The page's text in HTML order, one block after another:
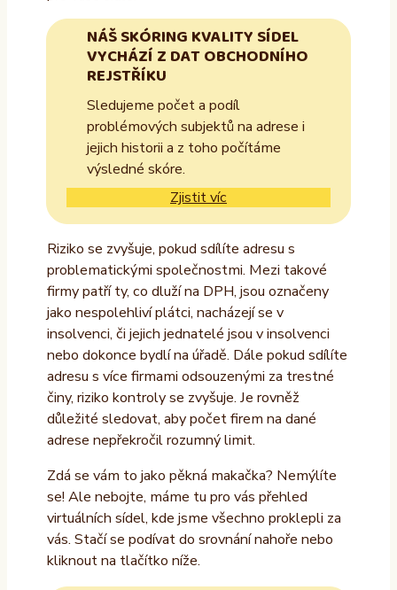
NÁŠ SKÓRING KVALITY SÍDEL
VYCHÁZÍ Z DAT OBCHODNÍHO
REJSTŘÍKU
Sledujeme počet a podíl
problémových subjektů na adrese i
jejich historii a z toho počítáme
výsledné skóre.
Zjistit víc
Riziko se zvyšuje, pokud sdílíte adresu s
problematickými společnostmi. Mezi takové
firmy patří ty, co dluží na DPH, jsou označeny
jako nespolehliví plátci, nacházejí se v
insolvenci, či jejich jednatelé jsou v insolvenci
nebo dokonce bydlí na úřadě. Dále pokud sdílíte
adresu s více firmami odsouzenými za trestné
činy, riziko kontroly se zvyšuje. Je rovněž
důležité sledovat, aby počet firem na dané
adrese nepřekročil rozumný limit.
Zdá se vám to jako pěkná makačka? Nemýlíte
se! Ale nebojte, máme tu pro vás přehled
virtuálních sídel, kde jsme všechno proklepli za
vás. Stačí se podívat do srovnání nahoře nebo
kliknout na tlačítko níže.